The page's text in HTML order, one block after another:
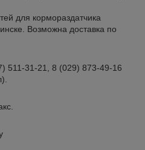
для кормораздатчика
Возможна доставка по
511-31-21, 8 (029) 873-49-16